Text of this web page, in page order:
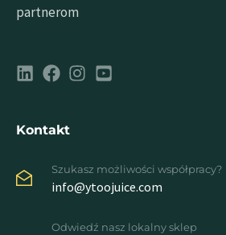
partnerom
Kontakt
Szukasz możliwości współpracy?
info@ytoojuice.com
Odwiedź nasz lokalny sklep